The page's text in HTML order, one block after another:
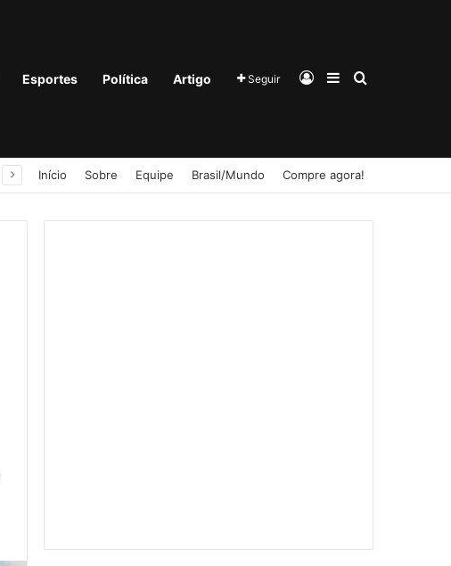
Esportes Política Artigo Seguir EntrarBarra Lateral
Procurar por
Início Sobre Equipe Brasil/Mundo Compre agora!